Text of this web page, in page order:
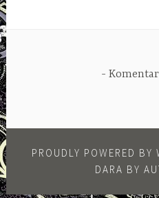
PROUDLY POWERED BY
DARA BY